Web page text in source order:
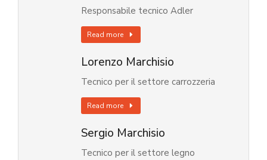
Responsabile tecnico Adler
Read more
Lorenzo Marchisio
Tecnico per il settore carrozzeria
Read more
Sergio Marchisio
Tecnico per il settore legno